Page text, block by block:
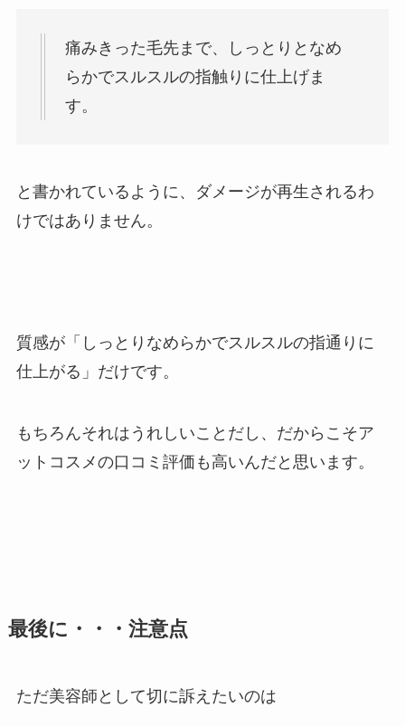
痛みきった毛先まで、しっとりとなめ
らかでスルスルの指触りに仕上げま
す。
と書かれているように、ダメージが再生されるわ
けではありません。
質感が「しっとりなめらかでスルスルの指通りに
仕上がる」だけです。
もちろんそれはうれしいことだし、だからこそア
ットコスメの口コミ評価も高いんだと思います。
最後に・・・注意点
ただ美容師として切に訴えたいのは